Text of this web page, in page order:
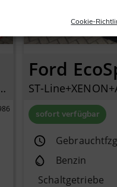
Cookie-
Ford
sofort verfügbar
Benzin
Schaltgetriebe